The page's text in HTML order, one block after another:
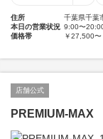
住所
千葉県千葉
本日の営業状況 9:00〜
価格帯
￥27,500
店舗公式
PREMIUM-MAX